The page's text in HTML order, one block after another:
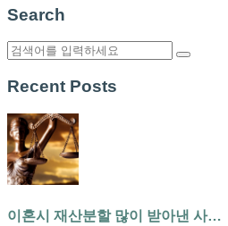
Search
Recent Posts
이혼시 재산분할 많이 받아낸 사…